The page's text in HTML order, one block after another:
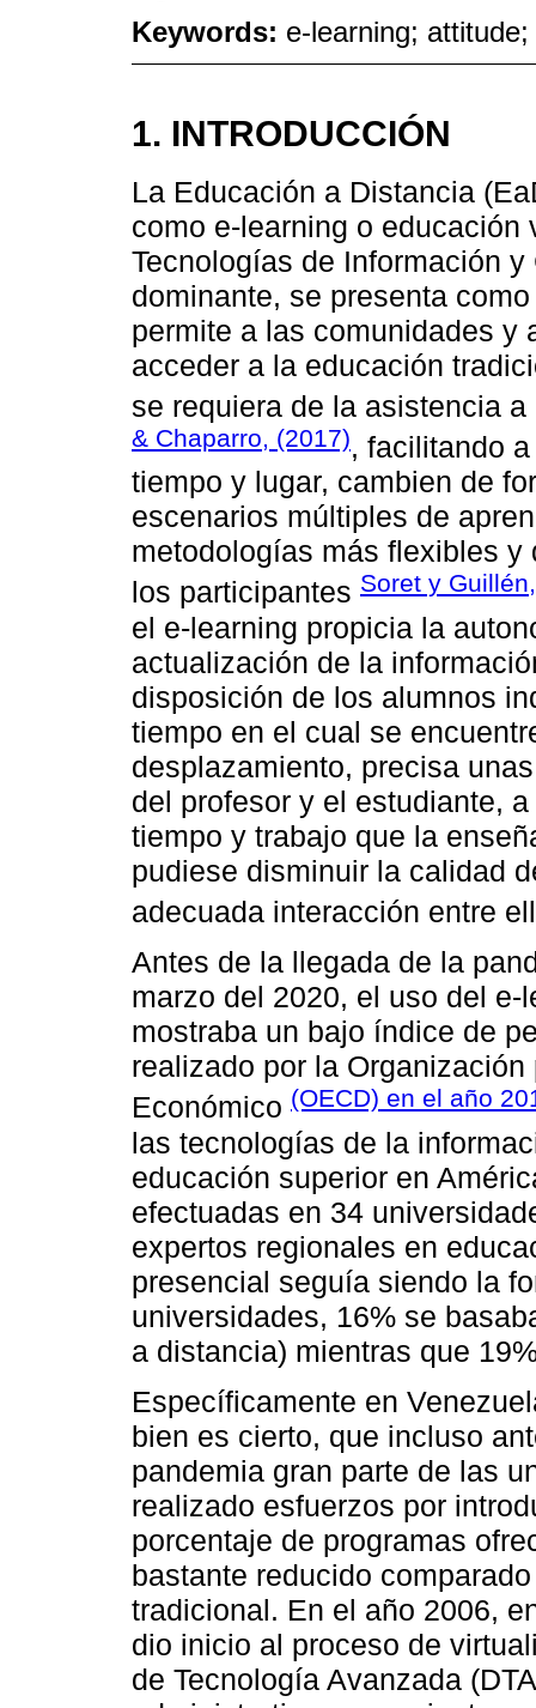
Keywords: e-learning;
1. INTRODUCCIÓN
La Educación a Distancia
como e-learning o
Tecnologías de Información
dominante, se presenta
permite a las comunidades y
acceder a la educación
se requiera de la asistencia
& Chaparro, (2017), facilitando
tiempo y lugar, cambien de
escenarios múltiples de
metodologías más flexibles
los participantes Soret y
el e-learning propicia la
actualización de la
disposición de los alumnos
tiempo en el cual se
desplazamiento, precisa
del profesor y el estudiante,
tiempo y trabajo que la
pudiese disminuir la calidad
adecuada interacción entre
Antes de la llegada de la
marzo del 2020, el uso del
mostraba un bajo índice de
realizado por la
Económico (OECD) en el año
las tecnologías de la
educación superior en
efectuadas en 34
expertos regionales en
presencial seguía siendo la
universidades, 16% se
a distancia) mientras que
Específicamente en
bien es cierto, que incluso
pandemia gran parte de las
realizado esfuerzos por
porcentaje de programas
bastante reducido
tradicional. En el año 2006,
dio inicio al proceso de
de Tecnología Avanzada